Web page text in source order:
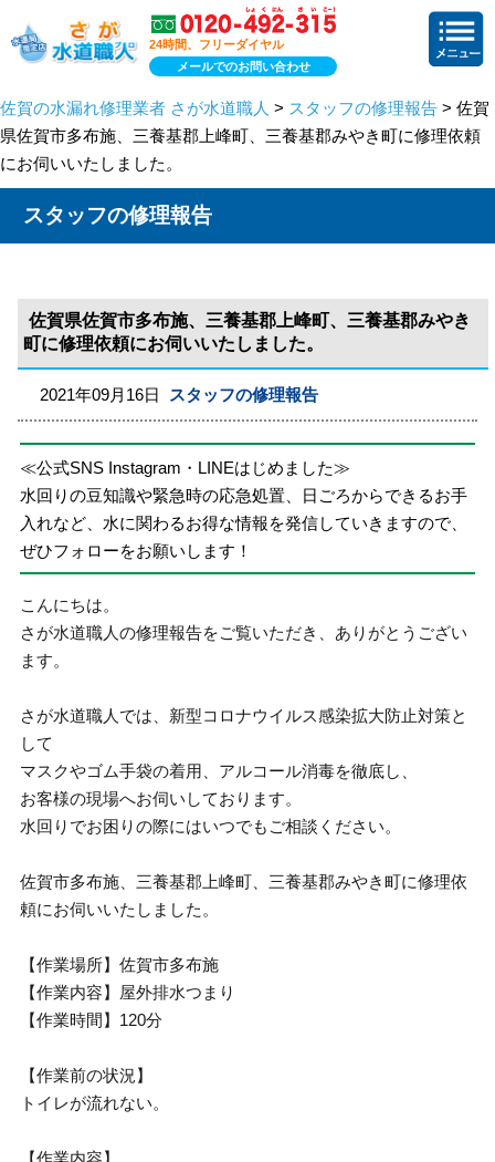
24時間、フリーダイヤル
メールでのお問い合わせ
佐賀の水漏れ修理業者 さが水道職人 > スタッフの修理報告 > 佐賀
県佐賀市多布施、三養基郡上峰町、三養基郡みやき町に修理依頼
にお伺いいたしました。
スタッフの修理報告
佐賀県佐賀市多布施、三養基郡上峰町、三養基郡みやき
町に修理依頼にお伺いいたしました。
2021年09月16日 スタッフの修理報告
≪公式SNS Instagram・LINEはじめました≫
水回りの豆知識や緊急時の応急処置、日ごろからできるお手
入れなど、水に関わるお得な情報を発信していきますので、
ぜひフォローをお願いします！
こんにちは。
さが水道職人の修理報告をご覧いただき、ありがとうござい
ます。
さが水道職人では、新型コロナウイルス感染拡大防止対策と
して
マスクやゴム手袋の着用、アルコール消毒を徹底し、
お客様の現場へお伺いしております。
水回りでお困りの際にはいつでもご相談ください。
佐賀市多布施、三養基郡上峰町、三養基郡みやき町に修理依
頼にお伺いいたしました。
【作業場所】佐賀市多布施
【作業内容】屋外排水つまり
【作業時間】120分
【作業前の状況】
トイレが流れない。
【作業内容】